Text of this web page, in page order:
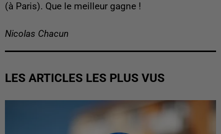
(à Paris). Que le meilleur gagne !
Nicolas Chacun
LES ARTICLES LES PLUS VUS